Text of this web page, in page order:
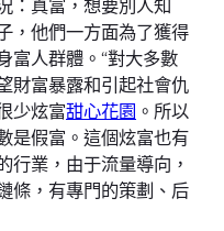
：真富，想要別人知
，他們一方面為了獲得
富人群體。“對大多數
財富暴露和引起社會仇
少炫富甜心花園 。所以
是假富。這個炫富也有
行業，由于流量導向，
條，有專門的策劃、后